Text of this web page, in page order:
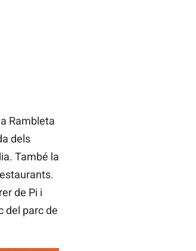
Rambleta
dels
També la
de Pi i
del parc de